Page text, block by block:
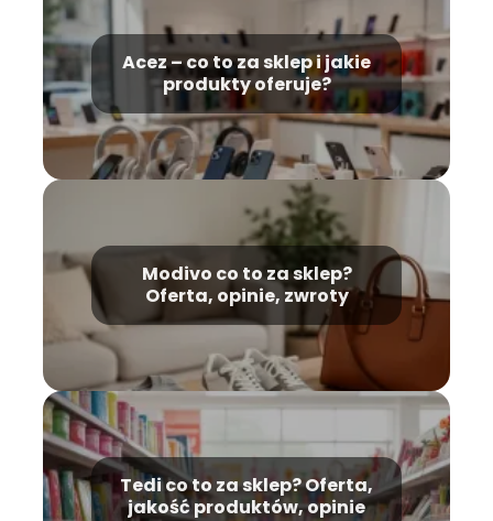
Acez – co to za sklep i jakie
produkty oferuje?
Modivo co to za sklep?
Oferta, opinie, zwroty
Tedi co to za sklep? Oferta,
jakość produktów, opinie